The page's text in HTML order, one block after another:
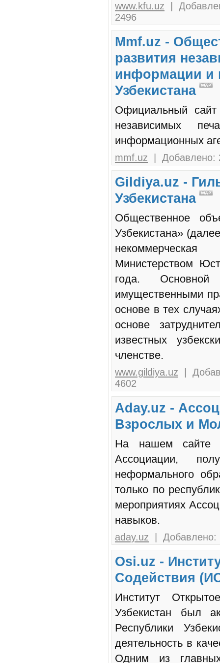
www.kfu.uz |
2496
Mmf.uz -
развития
информации и
Узбекистана
Официальный
независимых
информационных
mmf.uz | Добавлено:
Gildiya.uz -
Узбекистана
Общественное
Узбекистана»
Министерством
года.
имущественными
основе в тех
основе
известных
членстве.
www.gildiya.uz |
4602
Aday.uz -
Взрослых и
На нашем сайте
Ассоциации,
неформального
только по
мероприятиях
навыков.
aday.uz | Добавлено:
Osi.uz -
Содействия
Институт
Узбекистан был
Республики
деятельность в
Одним из